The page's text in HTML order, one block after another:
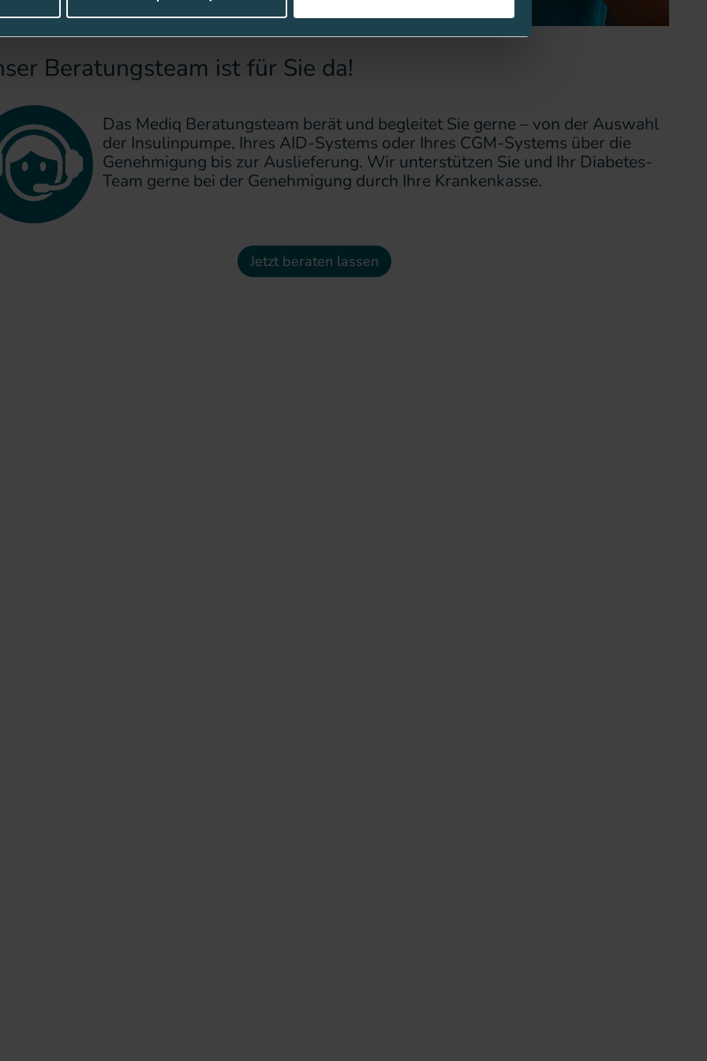
Beratungsteam ist für Sie da!
Das Mediq Beratungsteam berät und begleitet Sie gerne – von der Auswahl
der Insulinpumpe, Ihres AID-Systems oder Ihres CGM-Systems über die
Genehmigung bis zur Auslieferung. Wir unterstützen Sie und Ihr Diabetes-
Team gerne bei der Genehmigung durch Ihre Krankenkasse.
Jetzt beraten lassen